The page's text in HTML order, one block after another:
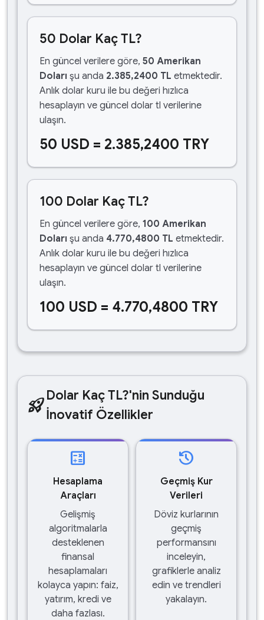
50 Dolar Kaç TL?
En güncel verilere göre, 50 Amerikan
Doları şu anda 2.385,2400 TL etmektedir.
Anlık dolar kuru ile bu değeri hızlıca
hesaplayın ve güncel dolar tl verilerine
ulaşın.
50 USD = 2.385,2400 TRY
100 Dolar Kaç TL?
En güncel verilere göre, 100 Amerikan
Doları şu anda 4.770,4800 TL etmektedir.
Anlık dolar kuru ile bu değeri hızlıca
hesaplayın ve güncel dolar tl verilerine
ulaşın.
100 USD = 4.770,4800 TRY
rocket_launchDolar Kaç TL?'nin Sunduğu
İnovatif Özellikler
calculate
Hesaplama
Araçları
Gelişmiş
algoritmalarla
desteklenen
finansal
hesaplamaları
kolayca yapın: faiz,
yatırım, kredi ve
daha fazlası.
history
Geçmiş Kur
Verileri
Döviz kurlarının
geçmiş
performansını
inceleyin,
grafiklerle analiz
edin ve trendleri
yakalayın.